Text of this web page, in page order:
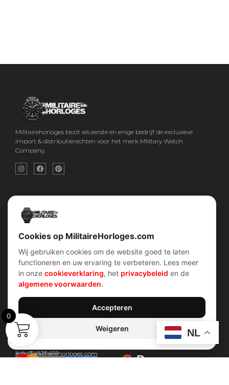
Militairehorloges bezit als eerste en enige bedrijf de exclusieve
import & distributierechten voor het merk Military Watch
Company.
Snel menu
Home
Over ons
Contact
Shop
Categorieën
klantenservice
Verzend & retour
Garantiebeleid
Privacybeleid
Verhalen
Duikers horloges
Contact Info
Kvk: 74829491
Info@militairehorloges.com
Cookies op MilitaireHorloges.com
Wij gebruiken cookies om de website goed te laten
functioneren en uw ervaring te verbeteren. Lees meer
in onze cookieverklaring, het privacybeleid en de
algemene voorwaarden.
Accepteren
Weigeren NL
0